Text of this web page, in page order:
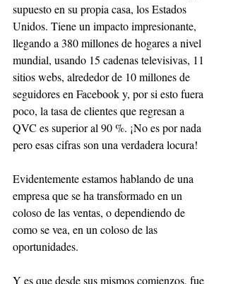
supuesto en su propia casa, los Estados
Unidos. Tiene un impacto impresionante,
llegando a 380 millones de hogares a nivel
mundial, usando 15 cadenas televisivas, 11
sitios webs, alrededor de 10 millones de
seguidores en Facebook y, por si esto fuera
poco, la tasa de clientes que regresan a
QVC es superior al 90 %. ¡No es por nada
pero esas cifras son una verdadera locura!
Evidentemente estamos hablando de una
empresa que se ha transformado en un
coloso de las ventas, o dependiendo de
como se vea, en un coloso de las
oportunidades.
Y es que desde sus mismos comienzos, fue